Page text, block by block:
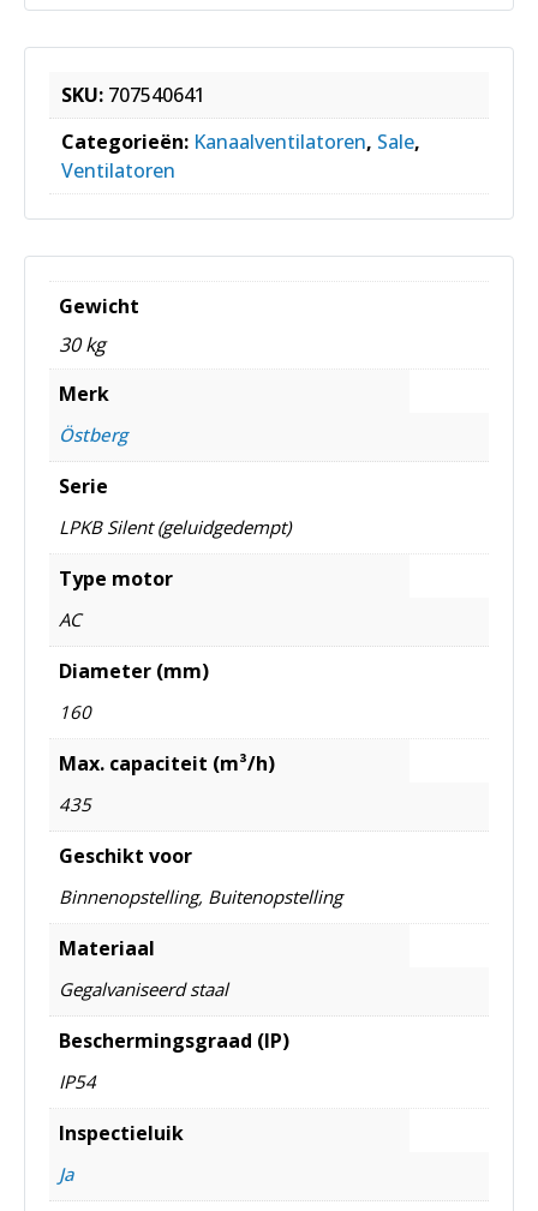
SKU: 707540641
Categorieën: Kanaalventilatoren, Sale,
Ventilatoren
Gewicht
30 kg
Merk
Östberg
Serie
LPKB Silent (geluidgedempt)
Type motor
AC
Diameter (mm)
160
Max. capaciteit (m³/h)
435
Geschikt voor
Binnenopstelling, Buitenopstelling
Materiaal
Gegalvaniseerd staal
Beschermingsgraad (IP)
IP54
Inspectieluik
Ja